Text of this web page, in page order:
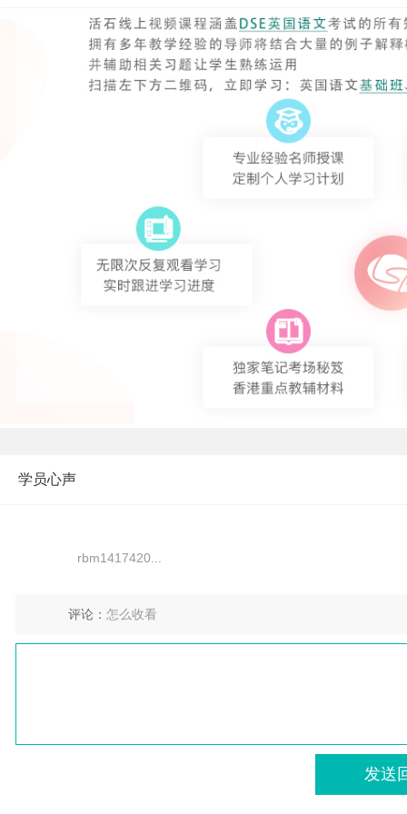
学员心声
rbm1417420...
评论： 怎么收看